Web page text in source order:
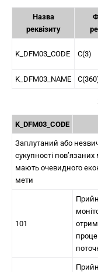
Назва
реквізиту
K_DFM03_CODE C(3)
K_DFM03_NAME
K_DFM03_CODE
Заплутаний або
сукупності
мають очевидного
мети
101